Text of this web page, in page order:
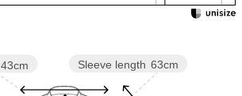
Sleeve length 63cm
43cm